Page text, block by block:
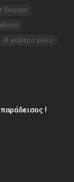
ζευγάρι
φοβερο γελιο
!